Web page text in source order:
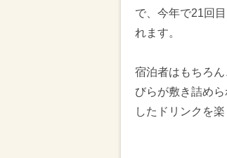
で、今年で21回
れます。
宿泊者はもちろ
びらが敷き詰め
したドリンクを